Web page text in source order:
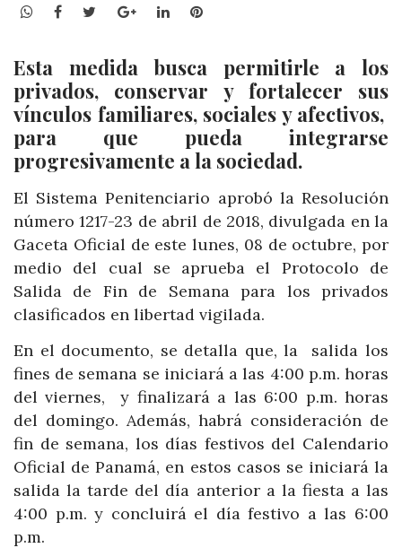
WhatsApp
Facebook
TwitterGoogle+LinkedInPinterest
Esta medida busca permitirle a los
privados, conservar y fortalecer sus
vínculos familiares, sociales y afectivos,
para que pueda integrarse
progresivamente a la sociedad.
El Sistema Penitenciario aprobó la Resolución
número 1217-23 de abril de 2018, divulgada en la
Gaceta Oficial de este lunes, 08 de octubre, por
medio del cual se aprueba el Protocolo de
Salida de Fin de Semana para los privados
clasificados en libertad vigilada.
En el documento, se detalla que, la salida los
fines de semana se iniciará a las 4:00 p.m. horas
del viernes, y finalizará a las 6:00 p.m. horas
del domingo. Además, habrá consideración de
fin de semana, los días festivos del Calendario
Oficial de Panamá, en estos casos se iniciará la
salida la tarde del día anterior a la fiesta a las
4:00 p.m. y concluirá el día festivo a las 6:00
p.m.